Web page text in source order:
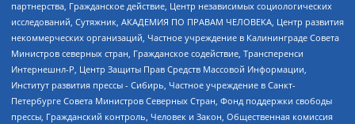
партнерства, Гражданское действие, Центр независимых социологических
исследований, Сутяжник, АКАДЕМИЯ ПО ПРАВАМ ЧЕЛОВЕКА, Центр развития
некоммерческих организаций, Частное учреждение в Калининграде Совета
Министров северных стран, Гражданское содействие, Трансперенси
Интернешнл-Р, Центр Защиты Прав Средств Массовой Информации,
Институт развития прессы - Сибирь, Частное учреждение в Санкт-
Петербурге Совета Министров Северных Стран, Фонд поддержки свободы
прессы, Гражданский контроль, Человек и Закон, Общественная комиссия